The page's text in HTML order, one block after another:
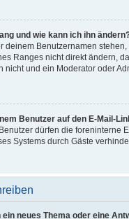
und wie kann ich ihn
deinem Benutzernamen
Ranges nicht direkt ändern,
nicht und ein Moderator oder
Benutzer auf den E-Mail-
dürfen die foreninterne
Systems durch Gäste
neues Thema oder eine